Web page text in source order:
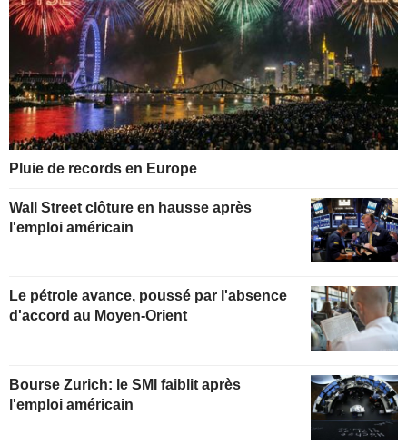
Pluie de records en Europe
Wall Street clôture en hausse après
l'emploi américain
Le pétrole avance, poussé par l'absence
d'accord au Moyen-Orient
Bourse Zurich: le SMI faiblit après
l'emploi américain